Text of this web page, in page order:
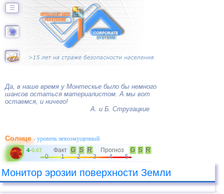
☰
Да, в наше время у Монтескье было бы немного
шансов остаться материалистом. А мы вот
остаемся, и ничего!
А. и Б. Стругацкие
Солнце- уровень невозмущенный
4-0.67 Факт G S R Прогноз G S
R
0
1 2 3 4 5
Монитор эрозии поверхности Земли